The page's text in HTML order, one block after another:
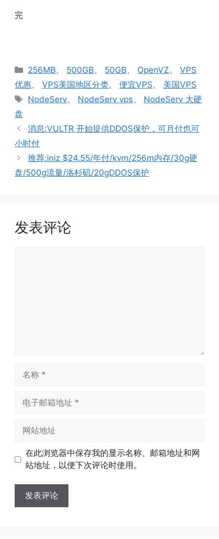
完
分
类
256MB、 500GB、 50GB、 OpenVZ、VPS
优惠、 VPS美国地区分类、 便宜VPS、 美国VPS
标
NodeServ、 NodeServ vps、 NodeServ 大硬
盘
消息:VULTR 开始提供DDOS保护，可月付也可
小时付
推荐:iniz $24.55/年付/kvm/256m内存/30g硬
盘/500g流量/洛杉矶/20gDDOS保护
发表评论
址
址
在此浏览器中保存我的显示名称、邮箱地址和网
站地址，以便下次评论时使用。